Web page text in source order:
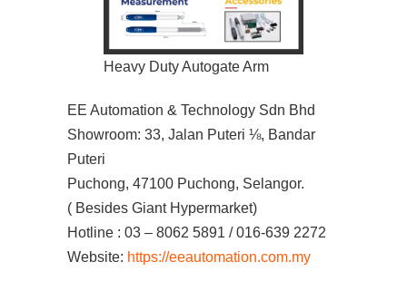
Heavy Duty Autogate Arm
EE Automation & Technology Sdn Bhd
Showroom: 33, Jalan Puteri ⅛, Bandar
Puteri
Puchong, 47100 Puchong, Selangor.
( Besides Giant Hypermarket)
Hotline : 03 – 8062 5891 / 016-639 2272
Website: https://eeautomation.com.my